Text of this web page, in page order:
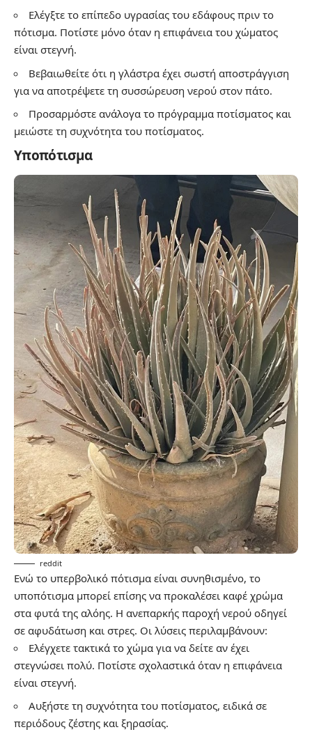
Ελέγξτε το επίπεδο υγρασίας του εδάφους πριν το
πότισμα. Ποτίστε μόνο όταν η επιφάνεια του χώματος
είναι στεγνή.
Βεβαιωθείτε ότι η γλάστρα έχει σωστή αποστράγγιση
για να αποτρέψετε τη συσσώρευση νερού στον πάτο.
Προσαρμόστε ανάλογα το πρόγραμμα ποτίσματος και
μειώστε τη συχνότητα του ποτίσματος.
Υποπότισμα
reddit
Ενώ το υπερβολικό πότισμα είναι συνηθισμένο, το
υποπότισμα μπορεί επίσης να προκαλέσει καφέ χρώμα
στα φυτά της αλόης. Η ανεπαρκής παροχή νερού οδηγεί
σε αφυδάτωση και στρες. Οι λύσεις περιλαμβάνουν:
Ελέγχετε τακτικά το χώμα για να δείτε αν έχει
στεγνώσει πολύ. Ποτίστε σχολαστικά όταν η επιφάνεια
είναι στεγνή.
Αυξήστε τη συχνότητα του ποτίσματος, ειδικά σε
περιόδους ζέστης και ξηρασίας.